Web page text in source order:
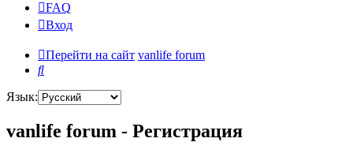
FAQ
Вход
Перейти на сайт vanlife forum
Поиск
Язык:
vanlife forum - Регистрация